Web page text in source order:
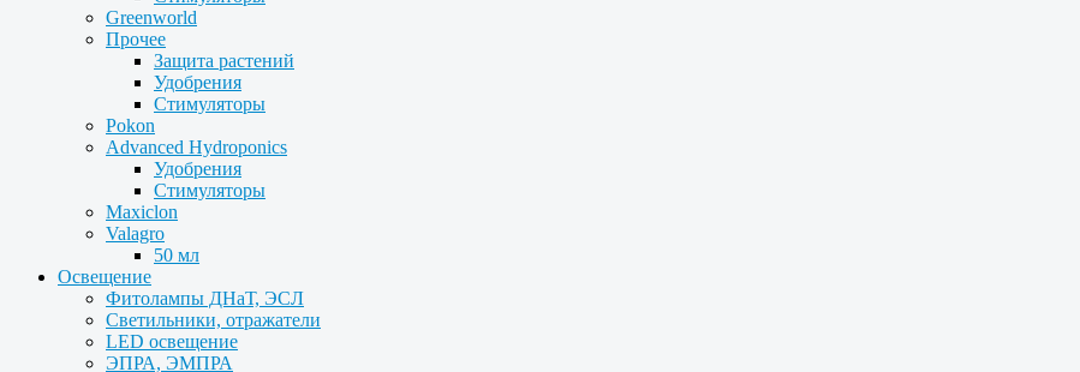
Greenworld
Прочее
Защита растений
Удобрения
Стимуляторы
Pokon
Advanced Hydroponics
Удобрения
Стимуляторы
Maxiclon
Valagro
50 мл
Освещение
Фитолампы ДНаТ, ЭСЛ
Светильники, отражатели
LED освещение
ЭПРА, ЭМПРА